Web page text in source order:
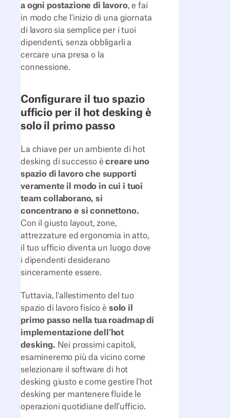
a ogni postazione di lavoro, e fai
in modo che l'inizio di una giornata
di lavoro sia semplice per i tuoi
dipendenti, senza obbligarli a
cercare una presa o la
connessione.
Configurare il tuo spazio
ufficio per il hot desking è
solo il primo passo
La chiave per un ambiente di hot
desking di successo ècreare uno
spazio di lavoro che supporti
veramente il modo in cui i tuoi
team collaborano, si
concentrano e si connettono.
Con il giusto layout, zone,
attrezzature ed ergonomia in atto,
il tuo ufficio diventa un luogo dove
i dipendenti desiderano
sinceramente essere.
Tuttavia, l'allestimento del tuo
spazio di lavoro fisico è solo il
primo passo nella tua roadmap di
implementazione dell'hot
desking. Nei prossimi capitoli,
esamineremo più da vicino come
selezionare il software di hot
desking giusto e come gestire l'hot
desking per mantenere fluide le
operazioni quotidiane dell'ufficio.